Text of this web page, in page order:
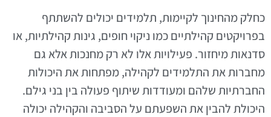
כחלק מהחינוך לקיימות, תלמידים יכולים להשתתף
בפרויקטים קהילתיים כמו ניקוי חופים, גינות קהילתיות, או
סדנאות מיחזור. פעילויות אלו לא רק מחנכות אלא גם
מחברות את התלמידים לקהילה, מפתחות את היכולות
החברתיות שלהם ומעודדות שיתוף פעולה בין בני גילם.
היכולת להבין את השפעתם על הסביבה והקהילה יכולה